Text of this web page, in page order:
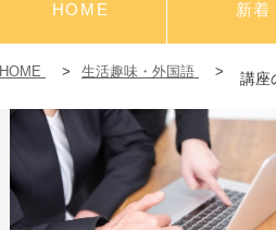
HOME 新着
HOME > 生活趣味・外国語 > 講座